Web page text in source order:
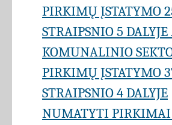
PIRKIMŲ ĮSTATYMO
STRAIPSNIO 5
KOMUNALINIO
PIRKIMŲ ĮSTATYMO
STRAIPSNIO 4 DALYJE
NUMATYTI PIRKIMAI